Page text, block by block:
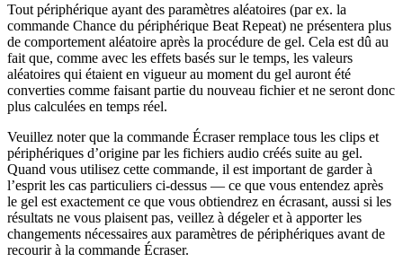
Tout périphérique ayant des paramètres aléatoires (par ex. la
commande Chance du périphérique Beat Repeat) ne présentera plus
de comportement aléatoire après la procédure de gel. Cela est dû au
fait que, comme avec les effets basés sur le temps, les valeurs
aléatoires qui étaient en vigueur au moment du gel auront été
converties comme faisant partie du nouveau fichier et ne seront donc
plus calculées en temps réel.
Veuillez noter que la commande Écraser remplace tous les clips et
périphériques d’origine par les fichiers audio créés suite au gel.
Quand vous utilisez cette commande, il est important de garder à
l’esprit les cas particuliers ci-dessus — ce que vous entendez après
le gel est exactement ce que vous obtiendrez en écrasant, aussi si les
résultats ne vous plaisent pas, veillez à dégeler et à apporter les
changements nécessaires aux paramètres de périphériques avant de
recourir à la commande Écraser.